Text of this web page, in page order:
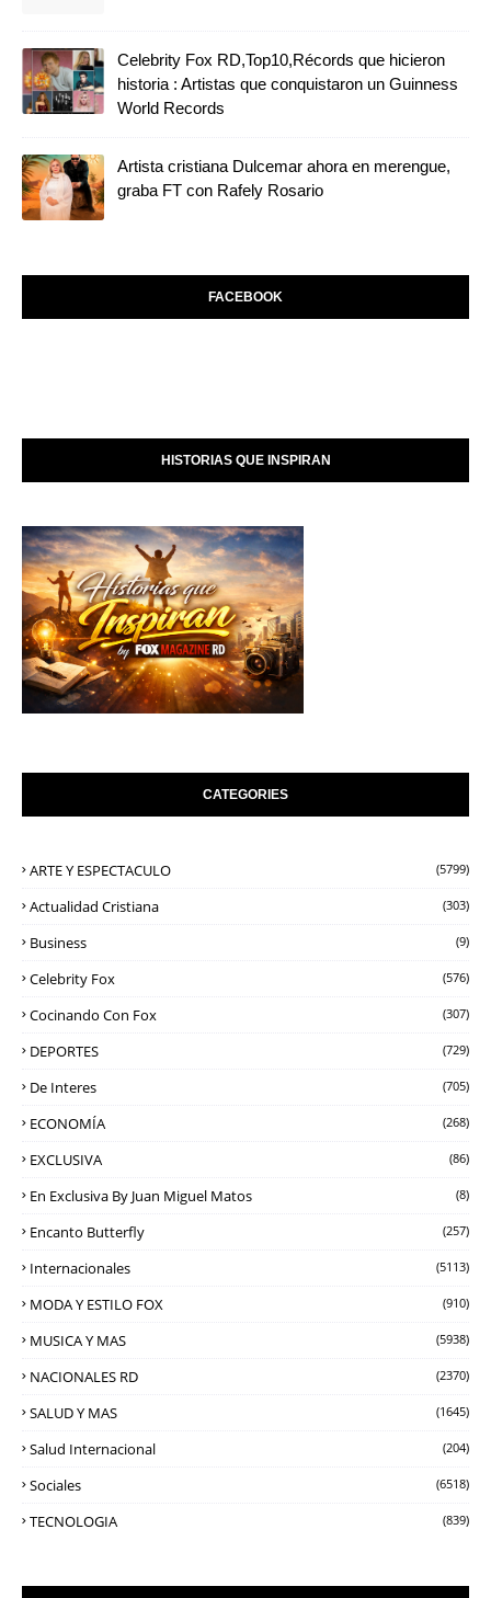
Celebrity Fox RD,Top10,Récords que hicieron
historia : Artistas que conquistaron un Guinness
World Records
Artista cristiana Dulcemar ahora en merengue,
graba FT con Rafely Rosario
FACEBOOK
HISTORIAS QUE INSPIRAN
CATEGORIES
ARTE Y ESPECTACULO (5799)
Actualidad Cristiana (303)
Business (9)
Celebrity Fox (576)
Cocinando Con Fox (307)
DEPORTES (729)
De Interes (705)
ECONOMÍA (268)
EXCLUSIVA (86)
En Exclusiva By Juan Miguel Matos (8)
Encanto Butterfly (257)
Internacionales (5113)
MODA Y ESTILO FOX (910)
MUSICA Y MAS (5938)
NACIONALES RD (2370)
SALUD Y MAS (1645)
Salud Internacional (204)
Sociales (6518)
TECNOLOGIA (839)